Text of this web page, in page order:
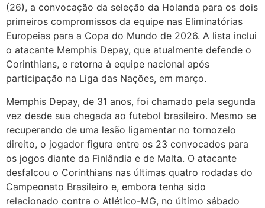
(26), a convocação da seleção da Holanda para os dois
primeiros compromissos da equipe nas Eliminatórias
Europeias para a Copa do Mundo de 2026. A lista inclui
o atacante Memphis Depay, que atualmente defende o
Corinthians, e retorna à equipe nacional após
participação na Liga das Nações, em março.
Memphis Depay, de 31 anos, foi chamado pela segunda
vez desde sua chegada ao futebol brasileiro. Mesmo se
recuperando de uma lesão ligamentar no tornozelo
direito, o jogador figura entre os 23 convocados para
os jogos diante da Finlândia e de Malta. O atacante
desfalcou o Corinthians nas últimas quatro rodadas do
Campeonato Brasileiro e, embora tenha sido
relacionado contra o Atlético-MG, no último sábado